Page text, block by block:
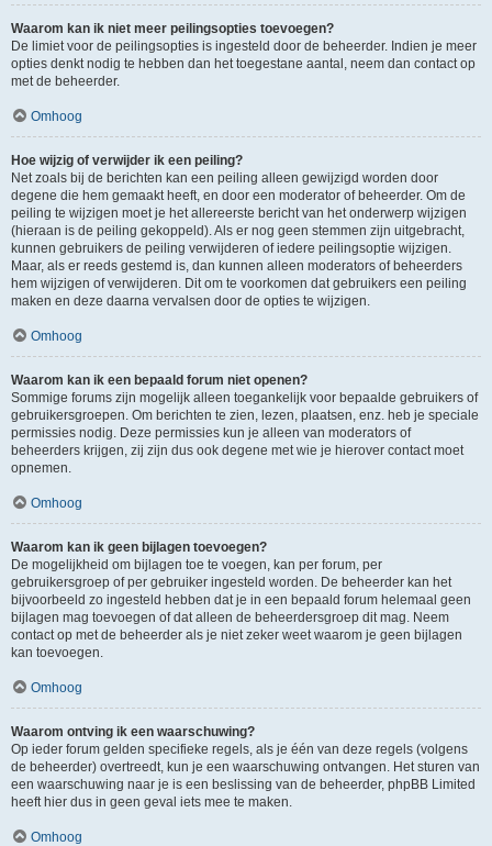
Waarom kan ik niet meer peilingsopties toevoegen?
De limiet voor de peilingsopties is ingesteld door de beheerder. Indien je meer
opties denkt nodig te hebben dan het toegestane aantal, neem dan contact op
met de beheerder.
Omhoog
Hoe wijzig of verwijder ik een peiling?
Net zoals bij de berichten kan een peiling alleen gewijzigd worden door
degene die hem gemaakt heeft, en door een moderator of beheerder. Om de
peiling te wijzigen moet je het allereerste bericht van het onderwerp wijzigen
(hieraan is de peiling gekoppeld). Als er nog geen stemmen zijn uitgebracht,
kunnen gebruikers de peiling verwijderen of iedere peilingsoptie wijzigen.
Maar, als er reeds gestemd is, dan kunnen alleen moderators of beheerders
hem wijzigen of verwijderen. Dit om te voorkomen dat gebruikers een peiling
maken en deze daarna vervalsen door de opties te wijzigen.
Omhoog
Waarom kan ik een bepaald forum niet openen?
Sommige forums zijn mogelijk alleen toegankelijk voor bepaalde gebruikers of
gebruikersgroepen. Om berichten te zien, lezen, plaatsen, enz. heb je speciale
permissies nodig. Deze permissies kun je alleen van moderators of
beheerders krijgen, zij zijn dus ook degene met wie je hierover contact moet
opnemen.
Omhoog
Waarom kan ik geen bijlagen toevoegen?
De mogelijkheid om bijlagen toe te voegen, kan per forum, per
gebruikersgroep of per gebruiker ingesteld worden. De beheerder kan het
bijvoorbeeld zo ingesteld hebben dat je in een bepaald forum helemaal geen
bijlagen mag toevoegen of dat alleen de beheerdersgroep dit mag. Neem
contact op met de beheerder als je niet zeker weet waarom je geen bijlagen
kan toevoegen.
Omhoog
Waarom ontving ik een waarschuwing?
Op ieder forum gelden specifieke regels, als je één van deze regels (volgens
de beheerder) overtreedt, kun je een waarschuwing ontvangen. Het sturen van
een waarschuwing naar je is een beslissing van de beheerder, phpBB Limited
heeft hier dus in geen geval iets mee te maken.
Omhoog